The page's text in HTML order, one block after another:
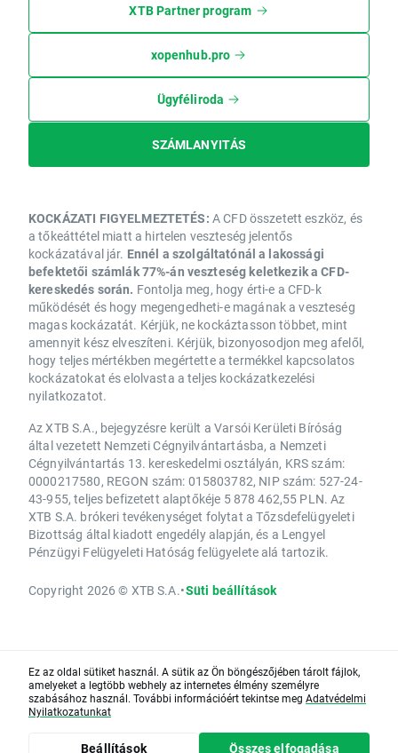
XTB Partner program
xopenhub.pro
Ügyféliroda
SZÁMLANYITÁS
KOCKÁZATI FIGYELMEZTETÉS: A CFD összetett eszköz, és
a tőkeáttétel miatt a hirtelen veszteség jelentős
kockázatával jár. Ennél a szolgáltatónál a lakossági
befektetői számlák 77%-án veszteség keletkezik a CFD-
kereskedés során. Fontolja meg, hogy érti-e a CFD-k
működését és hogy megengedheti-e magának a veszteség
magas kockázatát. Kérjük, ne kockáztasson többet, mint
amennyit kész elveszíteni. Kérjük, bizonyosodjon meg afelől,
hogy teljes mértékben megértette a termékkel kapcsolatos
kockázatokat és elolvasta a teljes kockázatkezelési
nyilatkozatot.
Az XTB S.A., bejegyzésre került a Varsói Kerületi Bíróság
által vezetett Nemzeti Cégnyilvántartásba, a Nemzeti
Cégnyilvántartás 13. kereskedelmi osztályán, KRS szám:
0000217580, REGON szám: 015803782, NIP szám: 527-24-
43-955, teljes befizetett alaptőkéje 5 878 462,55 PLN. Az
XTB S.A. brókeri tevékenységet folytat a Tőzsdefelügyeleti
Bizottság által kiadott engedély alapján, és a Lengyel
Pénzügyi Felügyeleti Hatóság felügyelete alá tartozik.
Copyright 2026 © XTB S.A.•Süti beállítások
Ez az oldal sütiket használ. A sütik az Ön böngészőjében tárolt fájlok,
amelyeket a legtöbb webhely az internetes élmény személyre
szabásához használ. További információért tekintse meg Adatvédelmi
Nyilatkozatunkat
Beállítások Összes elfogadása